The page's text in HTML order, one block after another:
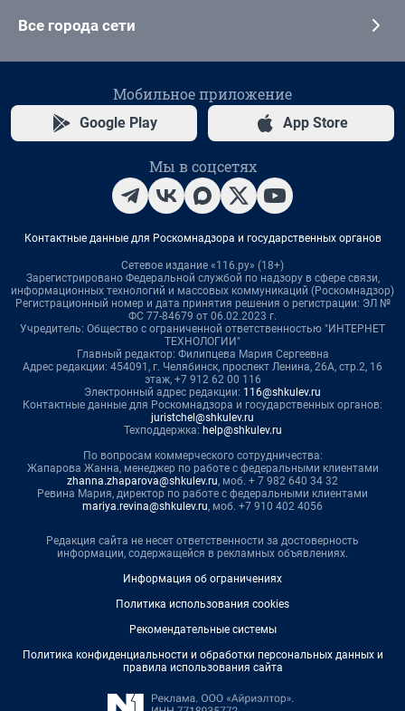
Все города сети
Мобильное приложение
Google Play App Store
Мы в соцсетях
Контактные данные для Роскомнадзора и государственных органов
Сетевое издание «116.ру» (18+)
Зарегистрировано Федеральной службой по надзору в сфере связи,
информационных технологий и массовых коммуникаций (Роскомнадзор)
Регистрационный номер и дата принятия решения о регистрации: ЭЛ №
ФС 77-84679 от 06.02.2023 г.
Учредитель: Общество с ограниченной ответственностью "ИНТЕРНЕТ
ТЕХНОЛОГИИ"
Главный редактор: Филипцева Мария Сергеевна
Адрес редакции: 454091, г. Челябинск, проспект Ленина, 26А, стр.2, 16
этаж, +7 912 62 00 116
Электронный адрес редакции: 116@shkulev.ru
Контактные данные для Роскомнадзора и государственных органов:
juristchel@shkulev.ru
Техподдержка: help@shkulev.ru
По вопросам коммерческого сотрудничества:
Жапарова Жанна, менеджер по работе с федеральными клиентами
zhanna.zhaparova@shkulev.ru, моб. + 7 982 640 34 32
Ревина Мария, директор по работе с федеральными клиентами
mariya.revina@shkulev.ru, моб. +7 910 402 4056
Редакция сайта не несет ответственности за достоверность
информации, содержащейся в рекламных объявлениях.
Информация об ограничениях
Политика использования cookies
Рекомендательные системы
Политика конфиденциальности и обработки персональных данных и
правила использования сайта